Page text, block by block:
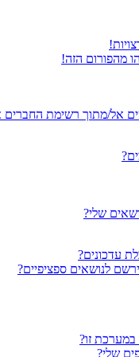
מהפורום הזה!
אל/מתוך רשימת החברים
שלי?
עדכונים?
לנושאים ספציפיים?
במערכת זו?
שלי?